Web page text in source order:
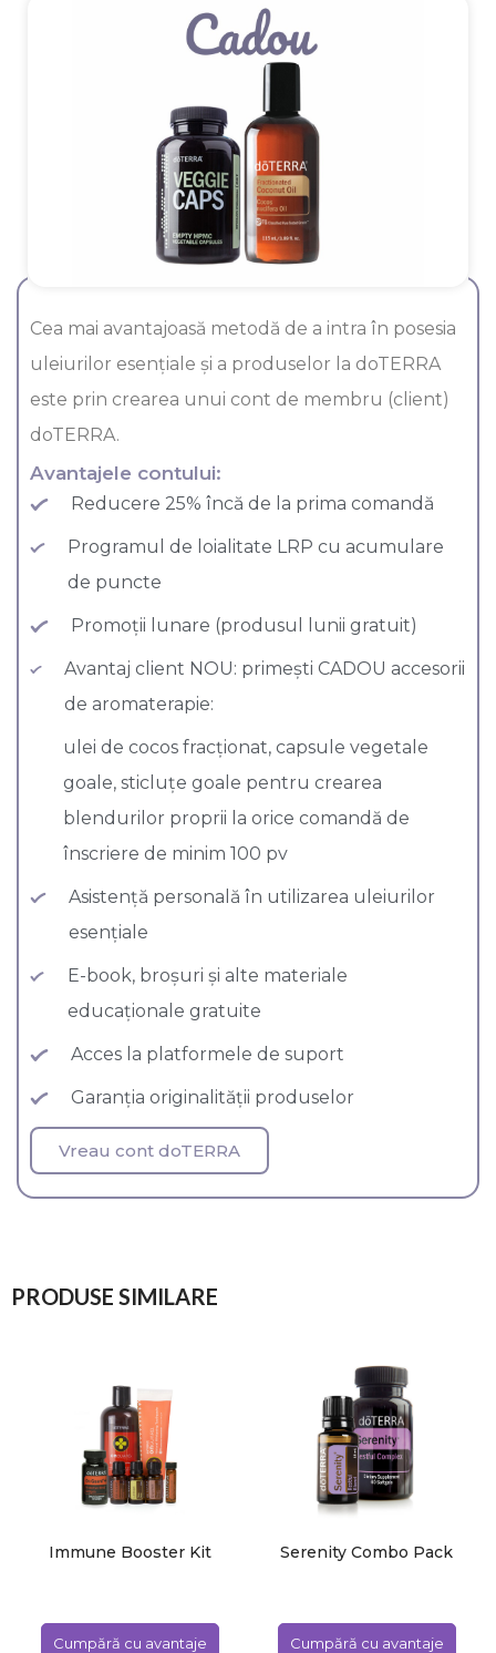
Cea mai avantajoasă metodă de a intra în posesia
uleiurilor esenţiale şi a produselor la doTERRA
este prin crearea unui cont de membru (client)
doTERRA.
Avantajele contului:
Reducere 25% încă de la prima comandă
Programul de loialitate LRP cu acumulare
de puncte
Promoții lunare (produsul lunii gratuit)
Avantaj client NOU: primești CADOU accesorii
de aromaterapie:
ulei de cocos fracționat, capsule vegetale
goale, sticluțe goale pentru crearea
blendurilor proprii la orice comandă de
înscriere de minim 100 pv
Asistență personală în utilizarea uleiurilor
esențiale
E-book, broșuri și alte materiale
educaționale gratuite
Acces la platformele de suport
Garanția originalității produselor
Vreau cont doTERRA
PRODUSE SIMILARE
Immune Booster Kit
Cumpără cu avantaje
Serenity Combo Pack
Cumpără cu avantaje